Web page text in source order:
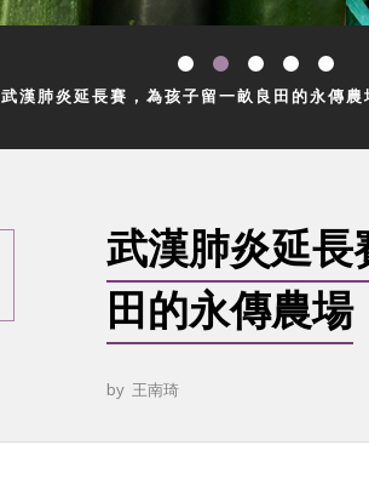
武漢肺炎延長賽，為孩子留一畝良田的永傳農
武漢肺炎延長
田的永傳農場
by 王南琦